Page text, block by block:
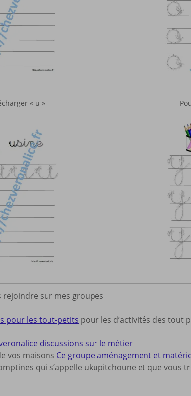
« u »
rejoindre sur mes groupes
pour les tout-petits pour les d’activités des tout
discussions sur le métier
vos maisons Ce groupe aménagement et
qui s’appelle ukupitchoune et que vous